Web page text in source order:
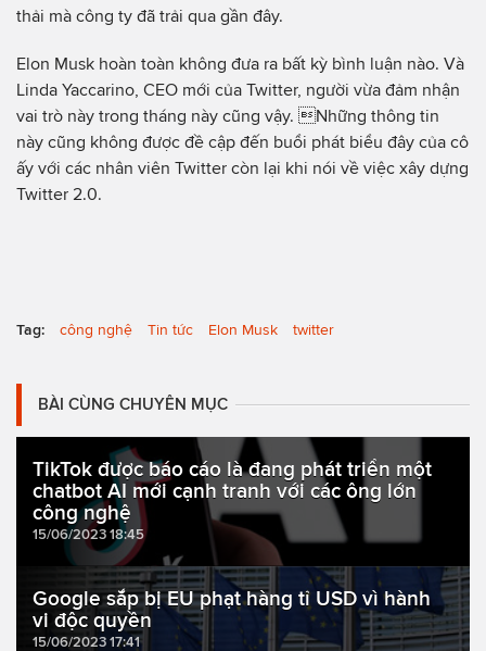
thải mà công ty đã trải qua gần đây.
Elon Musk hoàn toàn không đưa ra bất kỳ bình luận nào. Và
Linda Yaccarino, CEO mới của Twitter, người vừa đảm nhận
vai trò này trong tháng này cũng vậy. Những thông tin
này cũng không được đề cập đến buổi phát biểu đây của cô
ấy với các nhân viên Twitter còn lại khi nói về việc xây dựng
Twitter 2.0.
Tag: công nghệ Tin tức Elon Musk twitter
BÀI CÙNG CHUYÊN MỤC
TikTok được báo cáo là đang phát triển một
chatbot AI mới cạnh tranh với các ông lớn
công nghệ
15/06/2023 18:45
Google sắp bị EU phạt hàng tỉ USD vì hành
vi độc quyền
15/06/2023 17:41